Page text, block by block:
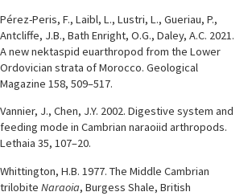
Pérez-Peris, F., Laibl, L., Lustri, L., Gueriau, P.,
Antcliffe, J.B., Bath Enright, O.G., Daley, A.C. 2021.
A new nektaspid euarthropod from the Lower
Ordovician strata of Morocco. Geological
Magazine 158, 509–517.
Vannier, J., Chen, J.Y. 2002. Digestive system and
feeding mode in Cambrian naraoiid arthropods.
Lethaia 35, 107–20.
Whittington, H.B. 1977. The Middle Cambrian
trilobite Naraoia, Burgess Shale, British